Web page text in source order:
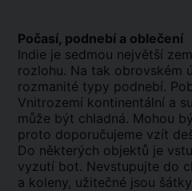
Počasí, podnebí a oblečení
Indie je sedmou největší
rozlohu. Na tak obrovském
rozmanité typy podnebí.
Vnitrozemí kontinentální a
může být chladná. Mohou
proto doporučujeme vzít
Do některých objektů je
vyzutí bot. Nevstupujte do
a koleny, užitečné jsou